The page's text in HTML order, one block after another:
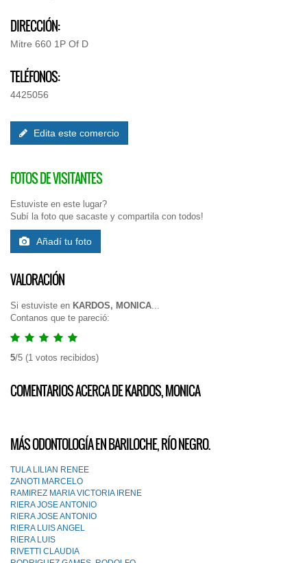
DIRECCIÓN:
Mitre 660 1P Of D
TELÉFONOS:
4425056
Edita este comercio
FOTOS DE VISITANTES
Estuviste en este lugar?
Subí la foto que sacaste y compartila con todos!
Añadí tu foto
VALORACIÓN
Si estuviste en KARDOS, MONICA...
Contanos que te pareció:
5/5 (1 votos recibidos)
COMENTARIOS ACERCA DE KARDOS, MONICA
MÁS ODONTOLOGÍA EN BARILOCHE, RÍO NEGRO.
TULA LILIAN RENEE
ZANOTI MARCELO
RAMIREZ MARIA VICTORIA IRENE
RIERA JOSE ANTONIO
RIERA JOSE ANTONIO
RIERA LUIS ANGEL
RIERA LUIS
RIVETTI CLAUDIA